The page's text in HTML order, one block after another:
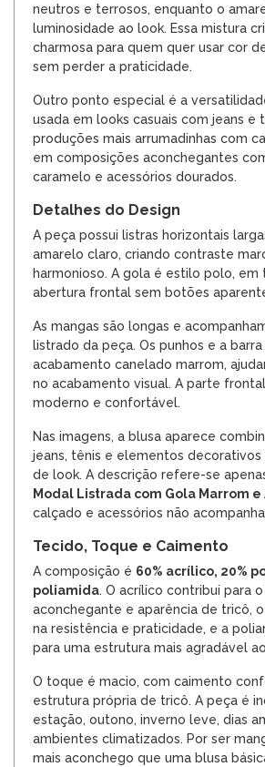
neutros e terrosos, enquanto o
luminosidade ao look. Essa mistura
charmosa para quem quer usar cor
sem perder a praticidade.
Outro ponto especial é a
usada em looks casuais com jeans e
produções mais arrumadinhas com
em composições aconchegantes
caramelo e acessórios dourados.
Detalhes do Design
A peça possui listras horizontais
amarelo claro, criando contraste
harmonioso. A gola é estilo polo, em
abertura frontal sem botões
As mangas são longas e
listrado da peça. Os punhos e a
acabamento canelado marrom,
no acabamento visual. A parte
moderno e confortável.
Nas imagens, a blusa aparece
jeans, tênis e elementos
de look. A descrição refere-se
Modal Listrada com Gola Marrom
calçado e acessórios não
Tecido, Toque e Caimento
A composição é 60% acrílico, 20%
poliamida. O acrílico contribui para
aconchegante e aparência de tricô,
na resistência e praticidade, e a
para uma estrutura mais agradável
O toque é macio, com caimento
estrutura própria de tricô. A peça é
estação, outono, inverno leve, dias
ambientes climatizados. Por ser
mais aconchego que uma blusa